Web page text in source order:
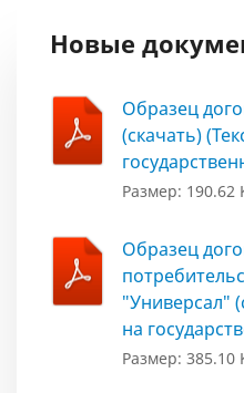
Новые
Образец
(скачать)
Размер: 190.62
Образец
"Универсал"
на
Размер: 385.10